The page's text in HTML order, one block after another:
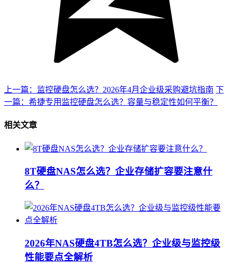
上一篇：监控硬盘怎么选？2026年4月企业级采购避坑指南 下
一篇：希捷专用监控硬盘怎么选？容量与稳定性如何平衡？
相关文章
8T硬盘NAS怎么选？企业存储扩容要注意什
么？
2026年NAS硬盘4TB怎么选？企业级与监控级
性能要点全解析